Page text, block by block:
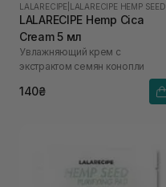
LALARECIPE LALARECIPE HEMP SEED
LALARECIPE Hemp Cica
Cream 5 мл
Увлажняющий крем с
экстрактом семян конопли
140₴